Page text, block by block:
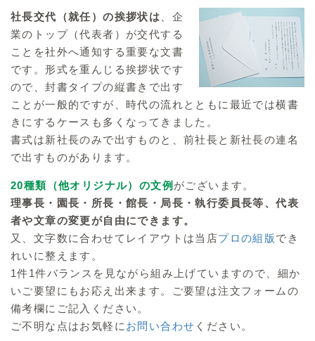
社長交代（就任）の挨拶状は 、企
業のトップ（代表者）が交代する
ことを社外へ通知する重要な文書
です。形式を重んじる挨拶状です
ので、封書タイプの縦書きで出す
ことが一般的ですが、時代の流れとともに最近では横書
きにするケースも多くなってきました。
書式は新社長のみで出すものと、前社長と新社長の連名
で出すものがあります。
20種類（他オリジナル）の文例 がございます。
理事長・園長・所長・館長・局長・執行委員長等、代表
者や文章の変更が自由にできます。
又、文字数に合わせてレイアウトは当店プロの組版でき
れいに整えます。
1件1件バランスを見ながら組み上げていますので、細か
いご要望にもお応え出来ます。ご要望は注文フォームの
備考欄にご記入ください。
ご不明な点はお気軽に お問い合わせ ください。